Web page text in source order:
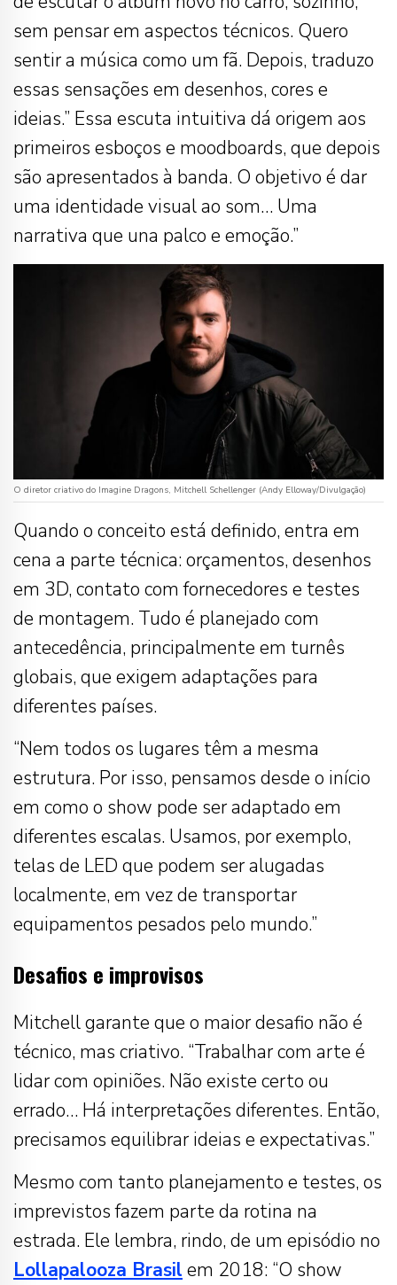
sem pensar em aspectos técnicos. Quero
sentir a música como um fã. Depois, traduzo
essas sensações em desenhos, cores e
ideias.” Essa escuta intuitiva dá origem aos
primeiros esboços e moodboards, que depois
são apresentados à banda. O objetivo é dar
uma identidade visual ao som… Uma
narrativa que una palco e emoção.”
O diretor criativo do Imagine Dragons, Mitchell Schellenger (Andy Elloway/Divulgação)
Quando o conceito está definido, entra em
cena a parte técnica: orçamentos, desenhos
em 3D, contato com fornecedores e testes
de montagem. Tudo é planejado com
antecedência, principalmente em turnês
globais, que exigem adaptações para
diferentes países.
“Nem todos os lugares têm a mesma
estrutura. Por isso, pensamos desde o início
em como o show pode ser adaptado em
diferentes escalas. Usamos, por exemplo,
telas de LED que podem ser alugadas
localmente, em vez de transportar
equipamentos pesados pelo mundo.”
Desafios e improvisos
Mitchell garante que o maior desafio não é
técnico, mas criativo. “Trabalhar com arte é
lidar com opiniões. Não existe certo ou
errado… Há interpretações diferentes. Então,
precisamos equilibrar ideias e expectativas.”
Mesmo com tanto planejamento e testes, os
imprevistos fazem parte da rotina na
estrada. Ele lembra, rindo, de um episódio no
Lollapalooza Brasil em 2018: “O show